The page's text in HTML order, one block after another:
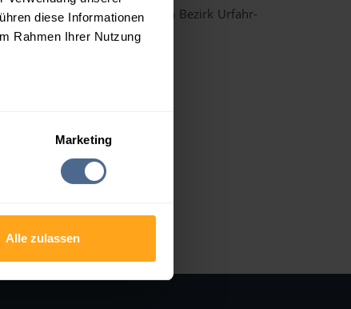
diese Informationen
Rahmen Ihrer Nutzung
Marketing
Alle zulassen
der unten stehenden Liste im Bezirk Urfahr-
Rottenegg
Unterweitersdorf
Zwettl an der Rodl